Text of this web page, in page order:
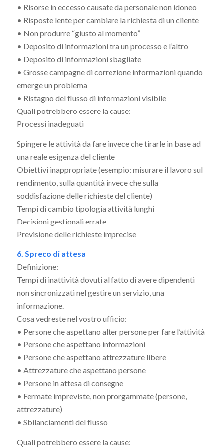
• Risorse in eccesso causate da personale non idoneo
• Risposte lente per cambiare la richiesta di un cliente
• Non produrre “giusto al momento”
• Deposito di informazioni tra un processo e l’altro
• Deposito di informazioni sbagliate
• Grosse campagne di correzione informazioni quando
emerge un problema
• Ristagno del flusso di informazioni visibile
Quali potrebbero essere la cause:
Processi inadeguati
Spingere le attività da fare invece che tirarle in base ad
una reale esigenza del cliente
Obiettivi inappropriate (esempio: misurare il lavoro sul
rendimento, sulla quantità invece che sulla
soddisfazione delle richieste del cliente)
Tempi di cambio tipologia attività lunghi
Decisioni gestionali errate
Previsione delle richieste imprecise
6. Spreco di attesa
Definizione:
Tempi di inattività dovuti al fatto di avere dipendenti
non sincronizzati nel gestire un servizio, una
informazione.
Cosa vedreste nel vostro ufficio:
• Persone che aspettano alter persone per fare l’attività
• Persone che aspettano informazioni
• Persone che aspettano attrezzature libere
• Attrezzature che aspettano persone
• Persone in attesa di consegne
• Fermate impreviste, non prorgammate (persone,
attrezzature)
• Sbilanciamenti del flusso
Quali potrebbero essere la cause: